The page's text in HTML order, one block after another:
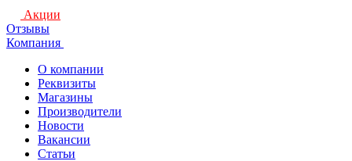
Акции
Отзывы
Компания
О компании
Реквизиты
Магазины
Производители
Новости
Вакансии
Статьи